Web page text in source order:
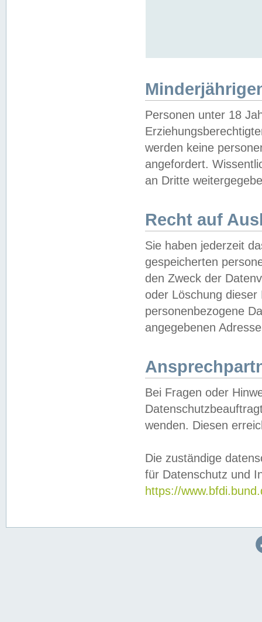
Personen unter 18
werden keine
angefordert.
an Dritte
Recht auf
Sie haben jederzeit
gespeicherten
den Zweck der
oder Löschung
personenbezogene
angegebenen
Bei Fragen oder
wenden. Diesen
Die zuständige
für Datenschutz und
https://